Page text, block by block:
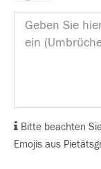
Bitte beachten
Emojis aus